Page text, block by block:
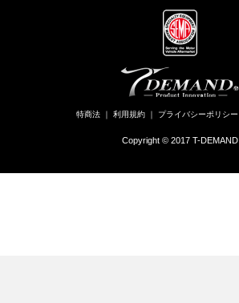
特商法 利用規約 プライバシーポリシー
Copyright © 2017 T-DEMAND